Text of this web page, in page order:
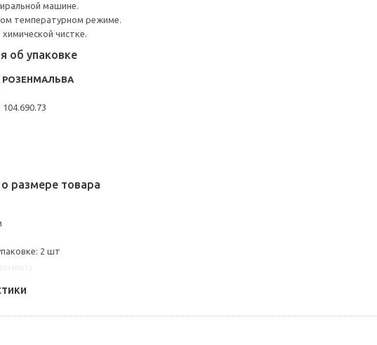
машине.
температурном режиме.
чистке.
об упаковке
РОЗЕНМАЛЬВА
размере товара
2 шт